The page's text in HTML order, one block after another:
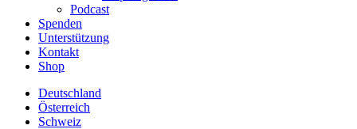
Podcast
Spenden
Unterstützung
Kontakt
Shop
Deutschland
Österreich
Schweiz